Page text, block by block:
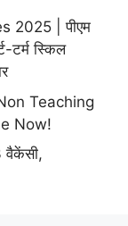
2025 | पीएम
टर्म स्किल
Teaching
Now!